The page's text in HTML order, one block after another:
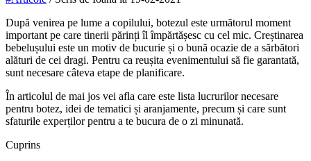
După venirea pe lume a copilului, botezul este următorul moment
important pe care tinerii părinți îl împărtășesc cu cel mic. Creștinarea
bebelușului este un motiv de bucurie și o bună ocazie de a sărbători
alături de cei dragi. Pentru ca reușita evenimentului să fie garantată,
sunt necesare câteva etape de planificare.
În articolul de mai jos vei afla care este lista lucrurilor necesare
pentru botez, idei de tematici și aranjamente, precum și care sunt
sfaturile experților pentru a te bucura de o zi minunată.
Cuprins